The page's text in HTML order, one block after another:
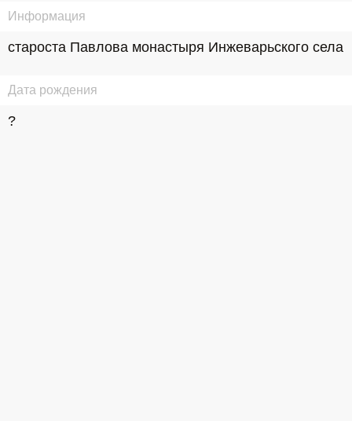
Информация
староста Павлова монастыря Инжеварьского села
Дата рождения
?